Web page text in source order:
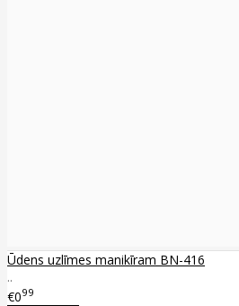
Ūdens uzlīmes manikīram BN-416
..
€099